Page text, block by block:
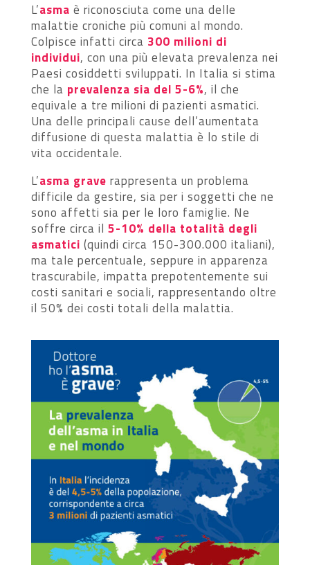
L’asma è riconosciuta come una delle
malattie croniche più comuni al mondo.
Colpisce infatti circa 300 milioni di
individui, con una più elevata prevalenza nei
Paesi cosiddetti sviluppati. In Italia si stima
che la prevalenza sia del 5-6%, il che
equivale a tre milioni di pazienti asmatici.
Una delle principali cause dell’aumentata
diffusione di questa malattia è lo stile di
vita occidentale.
L’asma grave rappresenta un problema
difficile da gestire, sia per i soggetti che ne
sono affetti sia per le loro famiglie. Ne
soffre circa il 5-10% della totalità degli
asmatici (quindi circa 150-300.000 italiani),
ma tale percentuale, seppure in apparenza
trascurabile, impatta prepotentemente sui
costi sanitari e sociali, rappresentando oltre
il 50% dei costi totali della malattia.